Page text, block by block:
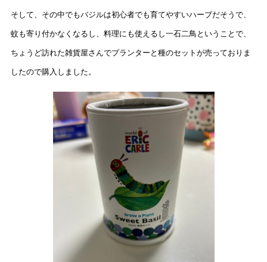
そして、その中でもバジルは初心者でも育てやすいハーブだそうで、
蚊も寄り付かなくなるし、料理にも使えるし一石二鳥ということで、
ちょうど訪れた雑貨屋さんでプランターと種のセットが売っておりま
したので購入しました。